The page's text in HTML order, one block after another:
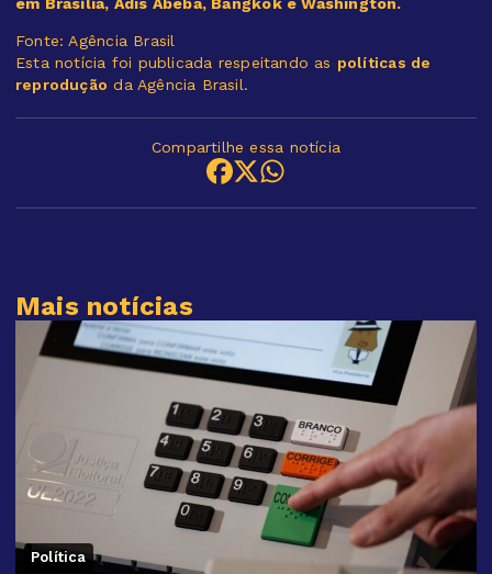
em Brasília, Adis Abeba, Bangkok e Washington.
Fonte: Agência Brasil
Esta notícia foi publicada respeitando as políticas de
reprodução da Agência Brasil.
Compartilhe essa notícia
Mais notícias
Política